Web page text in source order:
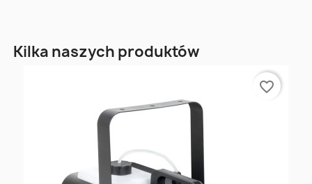
Kilka naszych produktów
favorite_border